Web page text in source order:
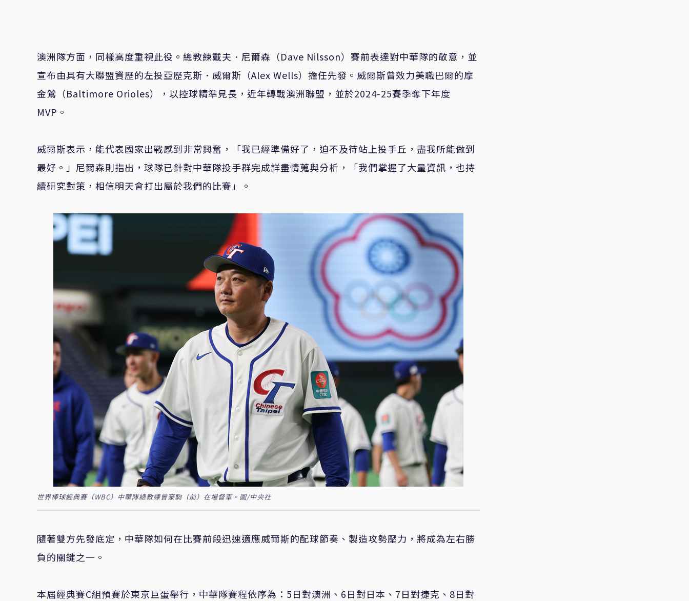
澳洲隊方面，同樣高度重視此役。總教練戴夫．尼爾森（Dave Nilsson）賽前表達對中華隊的敬意，並
宣布由具有大聯盟資歷的左投亞歷克斯．威爾斯（Alex Wells）擔任先發。威爾斯曾效力美職巴爾的摩
金鶯（Baltimore Orioles），以控球精準見長，近年轉戰澳洲聯盟，並於2024-25賽季奪下年度
MVP。
威爾斯表示，能代表國家出戰感到非常興奮，「我已經準備好了，迫不及待站上投手丘，盡我所能做到
最好。」尼爾森則指出，球隊已針對中華隊投手群完成詳盡情蒐與分析，「我們掌握了大量資訊，也持
續研究對策，相信明天會打出屬於我們的比賽」。
世界棒球經典賽（WBC）中華隊總教練曾豪駒（前）在場督軍。圖/中央社
隨著雙方先發底定，中華隊如何在比賽前段迅速適應威爾斯的配球節奏、製造攻勢壓力，將成為左右勝
負的關鍵之一。
本屆經典賽C組預賽於東京巨蛋舉行，中華隊賽程依序為：5日對澳洲、6日對日本、7日對捷克、8日對